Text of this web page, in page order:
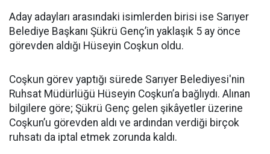
Aday adayları arasındaki isimlerden birisi ise Sarıyer
Belediye Başkanı Şükrü Genç’in yaklaşık 5 ay önce
görevden aldığı Hüseyin Coşkun oldu.
Coşkun görev yaptığı sürede Sarıyer Belediyesi'nin
Ruhsat Müdürlüğü Hüseyin Coşkun’a bağlıydı. Alınan
bilgilere göre; Şükrü Genç gelen şikâyetler üzerine
Coşkun’u görevden aldı ve ardından verdiği birçok
ruhsatı da iptal etmek zorunda kaldı.